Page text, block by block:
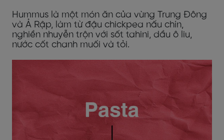
Hummus là một món ăn của vùng Trung Đông
và Ả Rập, làm từ đậu chickpea nấu chín,
nghiền nhuyễn trộn với sốt tahini, dầu ô liu,
nước cốt chanh muối và tỏi.